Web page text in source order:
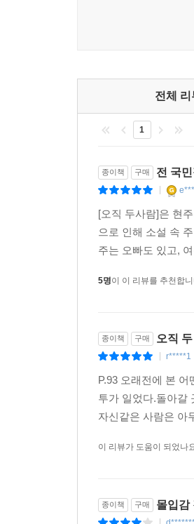
자본가나 음흉한 위선자
무심한 최은지의 악행
자체로 흥미롭다. 그 시
원점」의 서진과 인아
것이 있고, 그것이 함의
이런 작품들로 구성된
운명에 대한 성숙한 시
수록작들이 주요 문학
「오직 두 사람」은 인
가족과 관련된 이야기
중층적으로 겹쳐 놓고
하는 작가의 문제의식
제시했다. ―제36회 이상
전체 리
1
종이책 구매 전 국
[오직 두사람]은 현
으로 인해 소설 속
주는 오빠도 있고,
5명이 이 리뷰를 추천합
종이책 구매 오직
r*****1
P.93 오래전에 본
투가 일었다.돌아갈
자신같은 사람은 아
이 리뷰가 도움이 되었나
종이책 구매 몰입감